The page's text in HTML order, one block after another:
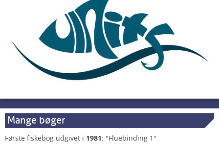
Mange bøger
Første fiskebog udgivet i 1981: "Fluebinding 1"